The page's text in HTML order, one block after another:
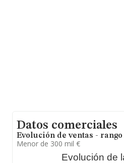
Datos comerciales
Evolución de ventas -
Menor de 300 mil €
Evolución de